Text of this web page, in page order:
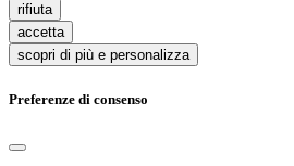
rifiuta
accetta
scopri di più e personalizza
Preferenze di consenso